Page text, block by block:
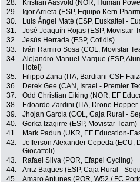
28.
Kristian Aasvold (NOR, Human
29.
Igor Arrieta (ESP, Equipo Kern
30.
Luis Ángel Maté (ESP, Euskaltel -
31.
José Joaquín Rojas (ESP, Movistar
32.
Jesús Herrada (ESP, Cofidis)
33.
Iván Ramiro Sosa (COL, Movistar
34.
Alejandro Manuel Marque (ESP,
Hotel)
35. Filippo Zana (ITA, Bardiani-CSF-
36.
Derek Gee (CAN, Israel - Premier
37.
Odd Christian Eiking (NOR, EF
38.
Edoardo Zardini (ITA, Drone
39.
Jhojan García (COL, Caja Rural -
40.
Gorka Izagirre (ESP, Movistar Team)
41.
Mark Padun (UKR, EF Education-
42.
Jefferson Alexander Cepeda (ECU,
Giocattoli)
43. Rafael Silva (POR, Efapel Cycling)
44.
Aritz Bagües (ESP, Caja Rural -
45.
Amaro Antunes (POR, W52 / FC